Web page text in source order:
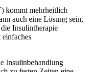
kommt mehrheitlich
auch eine Lösung sein,
Insulintherapie
einfaches
Insulinbehandlung